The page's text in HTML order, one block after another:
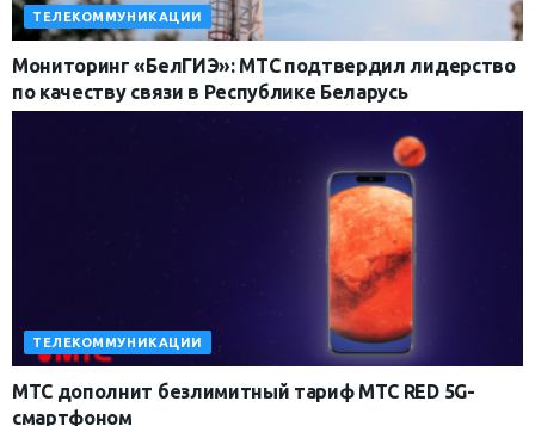
ТЕЛЕКОММУНИКАЦИИ
Мониторинг «БелГИЭ»: МТС подтвердил лидерство
по качеству связи в Республике Беларусь
ТЕЛЕКОММУНИКАЦИИ
МТС дополнит безлимитный тариф МТС RED 5G-
смартфоном